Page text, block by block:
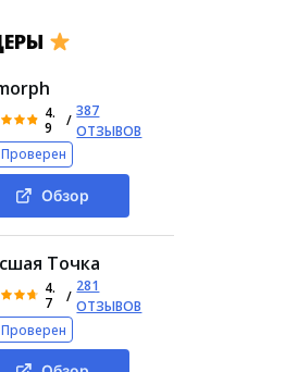
4.
9
/
387
ОТЗЫВОВ
Проверен
Обзор
Точка
4.
7
/
281
ОТЗЫВОВ
Проверен